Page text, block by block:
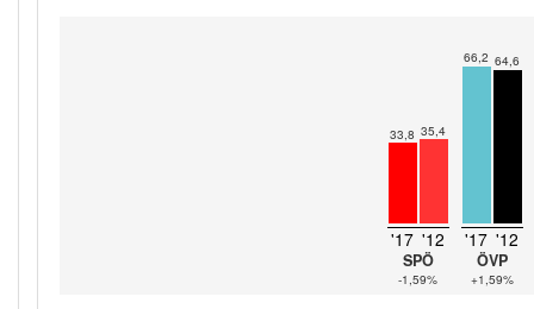
33,8 35,4
'17 '12
SPÖ
-1,59%
66,2 64,6
'17 '12
ÖVP
+1,59%